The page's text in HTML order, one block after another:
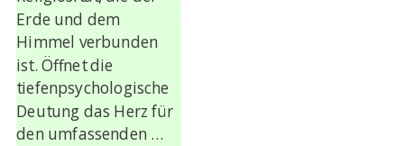
Erde und dem
Himmel verbunden
ist. Öffnet die
tiefenpsychologische
Deutung das Herz für
den umfassenden …